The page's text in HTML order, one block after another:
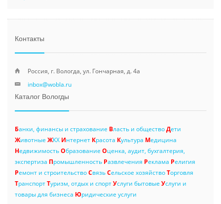
Контакты
Россия, г. Вологда, ул. Гончарная, д. 4а
inbox@wobla.ru
Каталог Вологды
Банки, финансы и страхование Власть и обществоДети
Животные ЖКХ Интернет Красота Культура Медицина
НедвижимостьОбразование Оценка, аудит, бухгалтерия,
экспертиза Промышленность Развлечения Реклама Религия
Ремонт и строительствоСвязьСельское хозяйствоТорговля
ТранспортТуризм, отдых и спортУслуги бытовые Услуги и
товары для бизнеса Юридические услуги